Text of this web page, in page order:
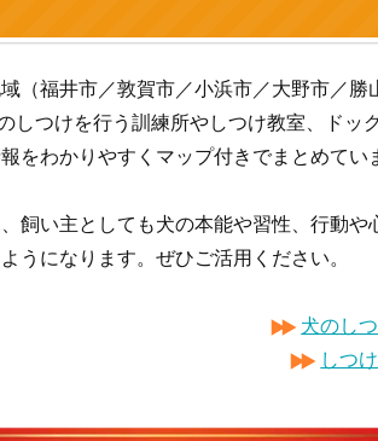
（福井市／敦賀市／小浜市／大野市／勝
しつけを行う訓練所やしつけ教室、ドッ
をわかりやすくマップ付きでまとめてい
飼い主としても犬の本能や習性、行動や
うになります。ぜひご活用ください。
犬のし
しつ